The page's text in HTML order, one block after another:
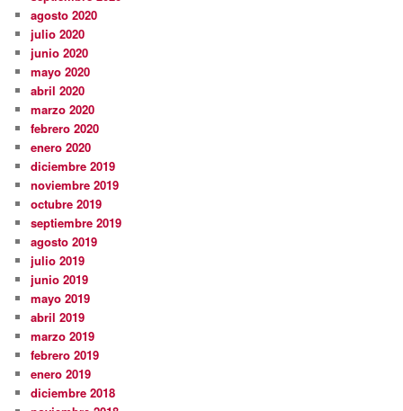
agosto 2020
julio 2020
junio 2020
mayo 2020
abril 2020
marzo 2020
febrero 2020
enero 2020
diciembre 2019
noviembre 2019
octubre 2019
septiembre 2019
agosto 2019
julio 2019
junio 2019
mayo 2019
abril 2019
marzo 2019
febrero 2019
enero 2019
diciembre 2018